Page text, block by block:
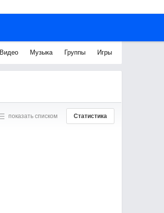
Видео Музыка Группы Игры
показать списком Статистика